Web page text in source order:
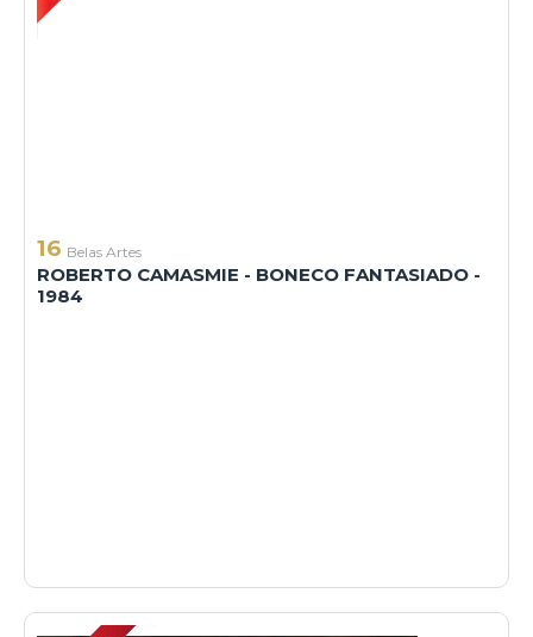
16 Belas Artes
ROBERTO CAMASMIE - BONECO FANTASIADO -
1984